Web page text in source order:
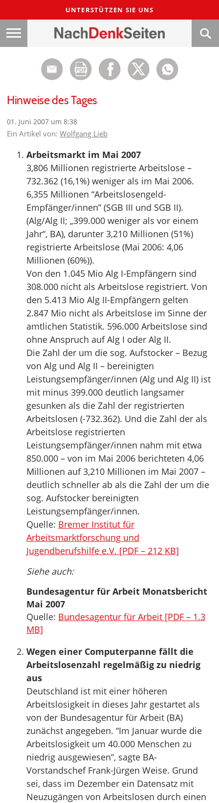
UNTERSTÜTZEN SIE UNS
Hinweise des Tages
01. Juni 2007 um 8:38
Ein Artikel von: Wolfgang Lieb
Arbeitsmarkt im Mai 2007
3,806 Millionen registrierte Arbeitslose –
732.362 (16,1%) weniger als im Mai 2006.
6,355 Millionen “Arbeitslosengeld-
Empfänger/innen” (SGB III und SGB II).
(Alg/Alg II; „399.000 weniger als vor einem
Jahr“, BA), darunter 3,210 Millionen (51%)
registrierte Arbeitslose (Mai 2006: 4,06
Millionen (60%)).
Von den 1.045 Mio Alg I-Empfängern sind
308.000 nicht als Arbeitslose registriert. Von
den 5.413 Mio Alg II-Empfängern gelten
2.847 Mio nicht als Arbeitslose im Sinne der
amtlichen Statistik. 596.000 Arbeitslose sind
ohne Anspruch auf Alg I oder Alg II.
Die Zahl der um die sog. Aufstocker – Bezug
von Alg und Alg II – bereinigten
Leistungsempfänger/innen (Alg und Alg II) ist
mit minus 399.000 deutlich langsamer
gesunken als die Zahl der registrierten
Arbeitslosen (-732.362). Und die Zahl der als
Arbeitslose registrierten
Leistungsempfänger/innen nahm mit etwa
850.000 – von im Mai 2006 berichteten 4,06
Millionen auf 3,210 Millionen im Mai 2007 –
deutlich schneller ab als die Zahl der um die
sog. Aufstocker bereinigten
Leistungsempfänger/innen.
Quelle: Bremer Institut für
Arbeitsmarktforschung und
Jugendberufshilfe e.V. [PDF – 212 KB]
Siehe auch:
Bundesagentur für Arbeit Monatsbericht
Mai 2007
Quelle: Bundesagentur für Arbeit [PDF – 1.3
MB]
Wegen einer Computerpanne fällt die
Arbeitslosenzahl regelmäßig zu niedrig
aus
Deutschland ist mit einer höheren
Arbeitslosigkeit in dieses Jahr gestartet als
von der Bundesagentur für Arbeit (BA)
zunächst angegeben. “Im Januar wurde die
Arbeitslosigkeit um 40.000 Menschen zu
niedrig ausgewiesen”, sagte BA-
Vorstandschef Frank-Jürgen Weise. Grund
sei, dass im Dezember ein Datensatz mit
Neuzugängen von Arbeitslosen durch einen